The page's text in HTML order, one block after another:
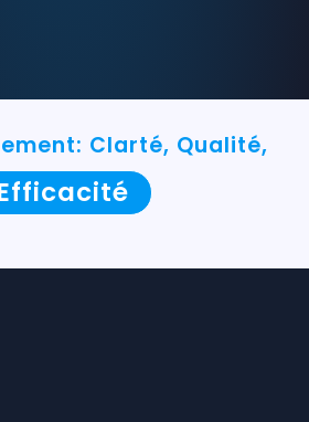
Clarté, Qualité,